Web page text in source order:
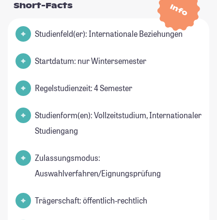
Info
Short-Facts
Studienfeld(er): Internationale Beziehungen
Startdatum: nur Wintersemester
Regelstudienzeit: 4 Semester
Studienform(en): Vollzeitstudium, Internationaler
Studiengang
Zulassungsmodus:
Auswahlverfahren/Eignungsprüfung
Trägerschaft: öffentlich-rechtlich